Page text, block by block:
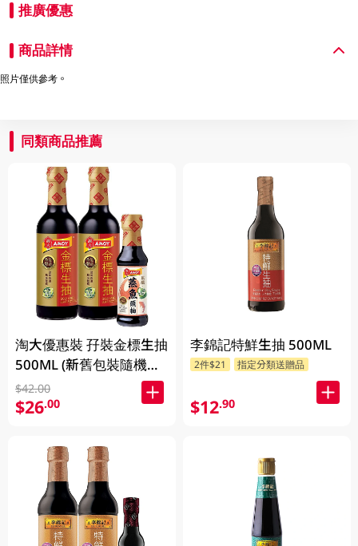
推廣優惠
商品詳情
照片僅供參考。
同類商品推薦
淘大優惠裝 孖裝金標生抽
500ML (新舊包裝隨機發
送)
$42.00
$26.00
李錦記特鮮生抽 500ML
2件$21 指定分類送贈品
$12.90